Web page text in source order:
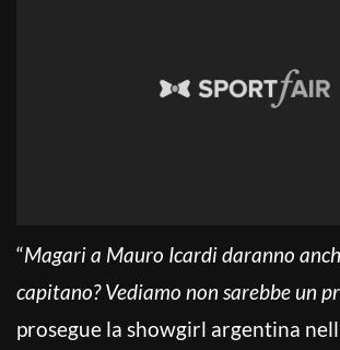
“Magari a Mauro Icardi daranno
capitano? Vediamo non sarebbe un
prosegue la showgirl argentina